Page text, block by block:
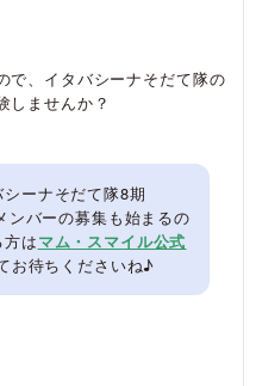
で、イタバシーナそだて隊の
しませんか？
ーナそだて隊8期
ンバーの募集も始まるの
はマム・スマイル公式
お待ちくださいね♪